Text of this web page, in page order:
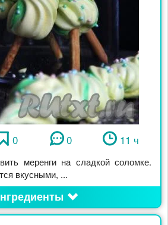
0 0 11 ч
меренги на сладкой соломке.
вкусными, ...